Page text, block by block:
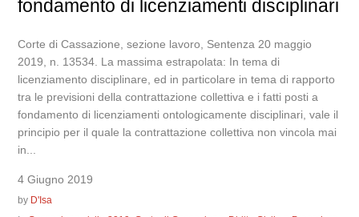
fondamento di licenziamenti disciplinari
Corte di Cassazione, sezione lavoro, Sentenza 20 maggio
2019, n. 13534. La massima estrapolata: In tema di
licenziamento disciplinare, ed in particolare in tema di rapporto
tra le previsioni della contrattazione collettiva e i fatti posti a
fondamento di licenziamenti ontologicamente disciplinari, vale il
principio per il quale la contrattazione collettiva non vincola mai
in...
4 Giugno 2019
by D'Isa